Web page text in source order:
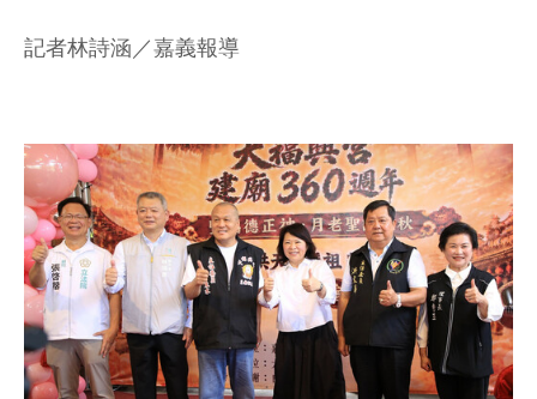
記者林詩涵／嘉義報導